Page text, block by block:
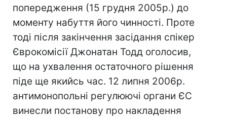
попередження (15 грудня 2005р.) до
моменту набуття його чинності. Проте
тоді після закінчення засідання спікер
Єврокомісії Джонатан Тодд оголосив,
що на ухвалення остаточного рішення
піде ще якийсь час. 12 липня 2006р.
антимонопольні регулюючі органи ЄС
винесли постанову про накладення